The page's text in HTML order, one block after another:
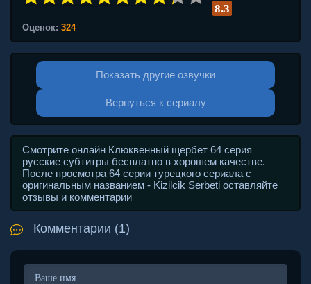
8.3
Оценок: 324
Показать другие озвучки
Вернуться к сериалу
Смотрите онлайн Клюквенный щербет 64 серия
русские субтитры бесплатно в хорошем качестве.
После просмотра 64 серии турецкого сериала с
оригинальным названием - Kizilcik Serbeti оставляйте
отзывы и комментарии
Комментарии (1)